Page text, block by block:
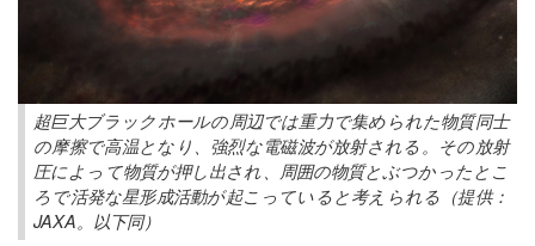
超巨大ブラックホールの周辺では重力で集められた物質同士
の摩擦で高温となり、強烈な電磁波が放射される。その放射
圧によって物質が押し出され、周囲の物質とぶつかったとこ
ろで活発な星形成活動が起こっていると考えられる（提供：
JAXA。以下同）